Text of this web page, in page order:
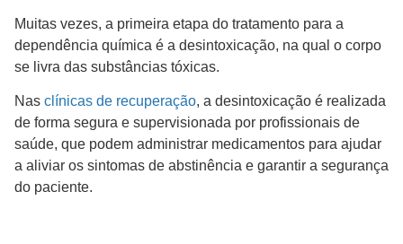
Muitas vezes, a primeira etapa do tratamento para a
dependência química é a desintoxicação, na qual o corpo
se livra das substâncias tóxicas.
Nas clínicas de recuperação, a desintoxicação é realizada
de forma segura e supervisionada por profissionais de
saúde, que podem administrar medicamentos para ajudar
a aliviar os sintomas de abstinência e garantir a segurança
do paciente.